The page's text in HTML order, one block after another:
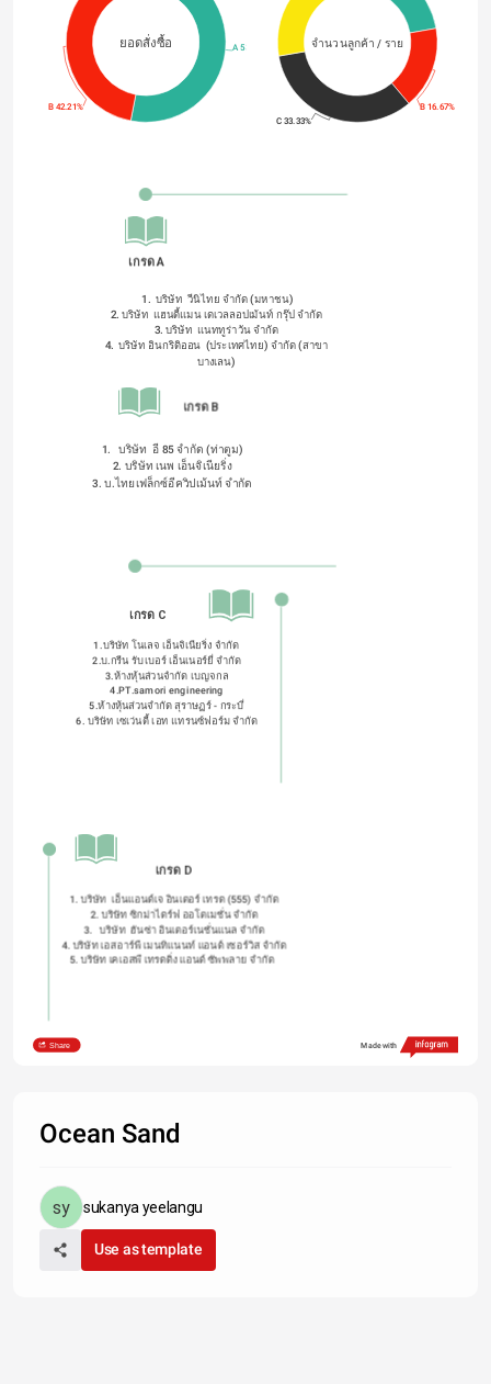
ยอดสั่งซื้อ A 53.05%
B 42.21%
จำนวนลูกค้า / ราย
B 16.67%
C 33.33%
เกรด A
1.  บริษัท  วีนิไทย จํากัด (มหาชน)
2. บริษัท  แฮนดี้แมน เดเวลลอปเม้นท์ กรุ๊ป จำกัด
3. บริษัท  แนททูร่าวัน จำกัด
4.  บริษัท อินกริดิออน  (ประเทศไทย) จำกัด (สาขา
บางเลน)
เกรด B
1.   บริษัท  อี 85 จำกัด (ท่าตูม)
2. บริษัท เนพ เอ็นจิเนียริ่ง
3. บ.ไทยเฟล็กซ์อีควิปเม้นท์ จำกัด
1.บริษัท โนเลจ เอ็นจิเนียริ่ง จำกัด
2.บ.กรีน รับเบอร์ เอ็นเนอร์ยี่ จำกัด
3.ห้างหุ้นส่วนจำกัด เบญจกล
4.PT.samori engineering
5.ห้างหุ้นส่วนจำกัด สุราษฏร์ - กระบี่
6. บริษัท เซเว่นตี้ เอท แทรนซ์ฟอร์ม จำกัด
เกรด C
เกรด D
1. บริษัท  เอ็นแอนด์เจ อินเตอร์ เทรด (555) จํากัด
2. บริษัท ซิกม่าไดร์ฟ ออโตเมชั่น จำกัด
3.   บริษัท  ฮันซ่า อินเตอร์เนชั่นแนล จำกัด
4. บริษัท เอสอาร์พี เมนทิแนนท์ แอนด์ เซอร์วิส จำกัด
5. บริษัท เคเอสพี เทรดดิ่ง แอนด์ ซัพพลาย จำกัด
Share Made with
Ocean Sand
sukanya yeelangu
Use as template